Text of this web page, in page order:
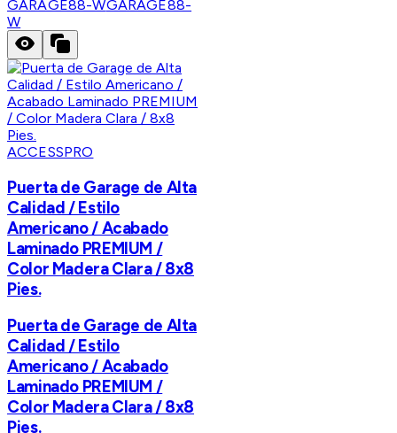
GARAGE88-WGARAGE88-
W
ACCESSPRO
Puerta de Garage de Alta
Calidad / Estilo
Americano / Acabado
Laminado PREMIUM /
Color Madera Clara / 8x8
Pies.
Puerta de Garage de Alta
Calidad / Estilo
Americano / Acabado
Laminado PREMIUM /
Color Madera Clara / 8x8
Pies.